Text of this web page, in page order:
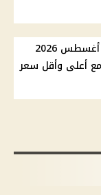
أسعار الدولار اليوم الجمعة 7 أغسطس 2026
أعلى وأقل سعر